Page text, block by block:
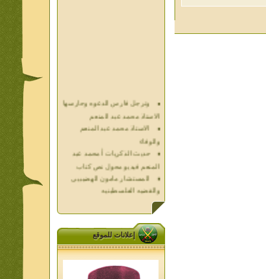
الاستاذ محمد عبد المنعم
المنعم فيديو محول نص كتاب
والقضيه الفلسطينيه
العداله الغائبه ( الدرع الواقى )
الاقصى فى قلوبنا
خواطر الحج
الاخوان فى حرب فلسطين
حكايات من التراث الجزء الاول
من اعلام الاخوان المسلمين
إعلانات للموقع